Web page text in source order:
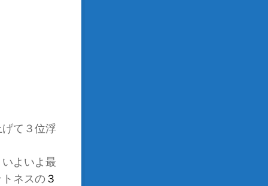
て３位浮
よいよ最
ネスの３